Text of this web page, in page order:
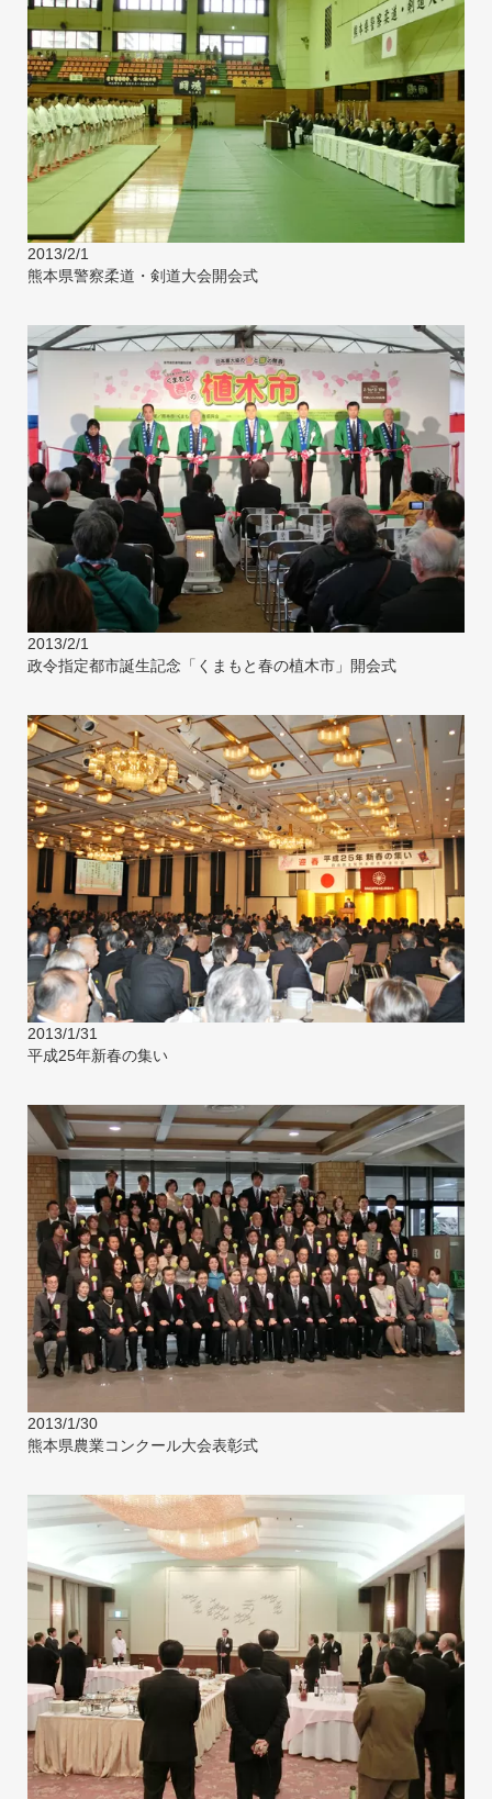
2013/2/1
熊本県警察柔道・剣道大会開会式
2013/2/1
政令指定都市誕生記念「くまもと春の植木市」開会式
2013/1/31
平成25年新春の集い
2013/1/30
熊本県農業コンクール大会表彰式